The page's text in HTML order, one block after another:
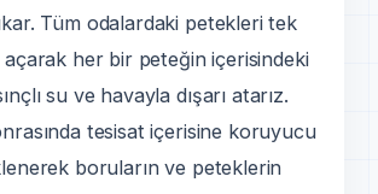
Tüm odalardaki petekleri tek
açarak her bir peteğin içerisindeki
su ve havayla dışarı atarız.
tesisat içerisine koruyucu
boruların ve peteklerin